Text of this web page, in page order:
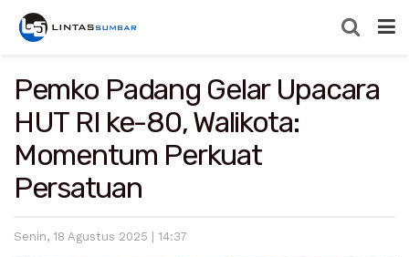
Pemko Padang Gelar Upacara
HUT RI ke-80, Walikota:
Momentum Perkuat
Persatuan
Senin, 18 Agustus 2025 | 14:37